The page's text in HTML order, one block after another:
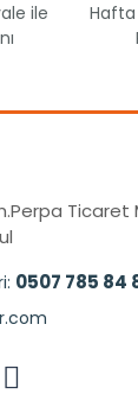
ile
Ticaret
0507 785 84